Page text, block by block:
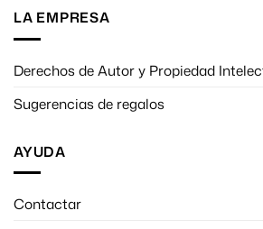
LA EMPRESA
Derechos de Autor y Propiedad
Sugerencias de regalos
AYUDA
Contactar